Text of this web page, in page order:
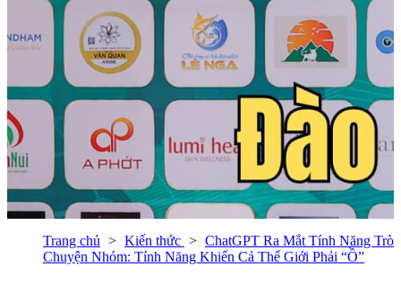
Trang chủ Kiến thức
ChatGPT Ra Mắt Tính Năng Trò
Chuyện Nhóm: Tính Năng Khiến Cả Thế Giới Phải “Ồ”